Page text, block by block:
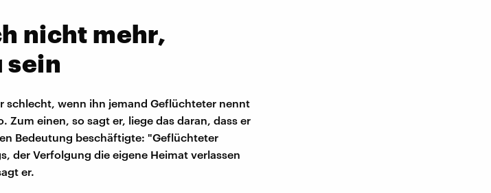
nicht mehr,
sein
schlecht, wenn ihn jemand Geflüchteter nennt
Zum einen, so sagt er, liege das daran, dass er
Bedeutung beschäftigte: "Geflüchteter
der Verfolgung die eigene Heimat verlassen
er.